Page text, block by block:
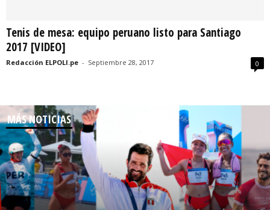
Tenis de mesa: equipo peruano listo para Santiago
2017 [VIDEO]
Redacción ELPOLI.pe - Septiembre 28, 2017 0
MÁS NOTICIAS